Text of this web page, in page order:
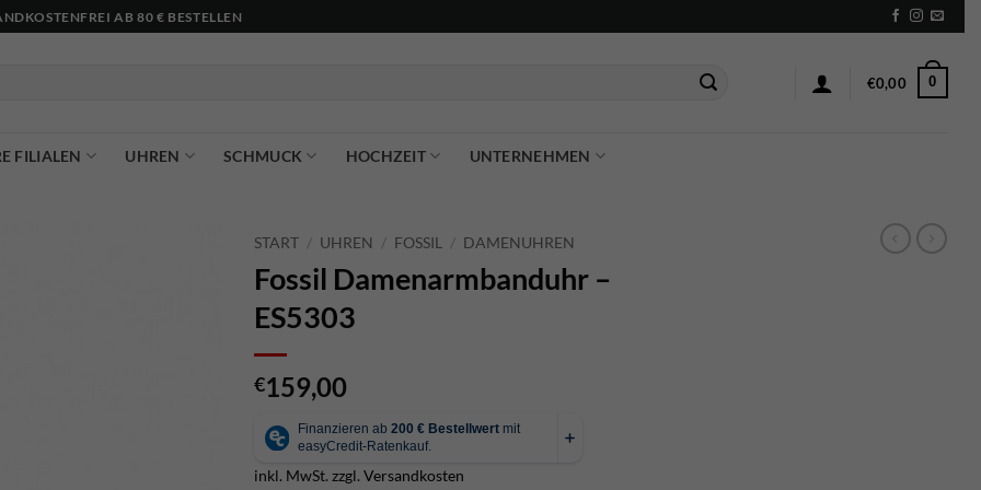
AB 80 € BESTELLEN
€0,00 0
FILIALEN UHREN SCHMUCK HOCHZEIT UNTERNEHMEN
START / UHREN / FOSSIL / DAMENUHREN
Fossil Damenarmbanduhr –
ES5303
€159,00
inkl. MwSt. zzgl. Versandkosten